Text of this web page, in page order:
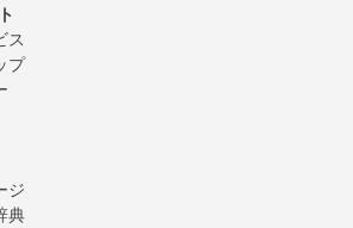
ス
プ
ジ
典